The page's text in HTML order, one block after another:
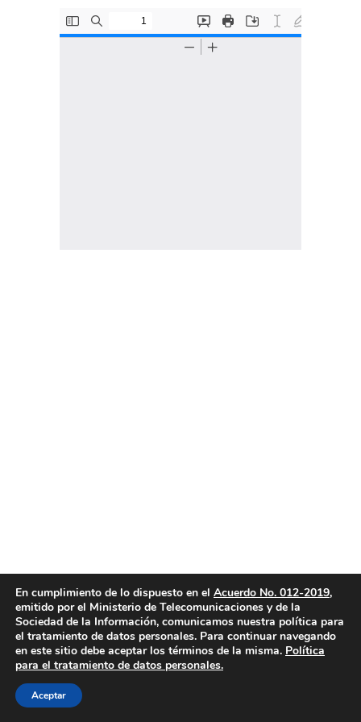
En cumplimiento de lo dispuesto en el Acuerdo No. 012-2019,
emitido por el Ministerio de Telecomunicaciones y de la
Sociedad de la Información, comunicamos nuestra política para
el tratamiento de datos personales. Para continuar navegando
en este sitio debe aceptar los términos de la misma. Política
para el tratamiento de datos personales.
Aceptar